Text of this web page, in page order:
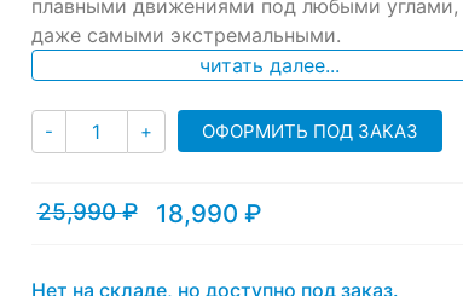
плавными движениями под любыми углами,
даже самыми экстремальными.
читать далее...
- Количество
+ ОФОРМИТЬ ПОД ЗАКАЗ
25,990₽
Первоначальная
25,990 ₽.
18,990 ₽
Текущая
Нет на складе, но доступно под заказ.